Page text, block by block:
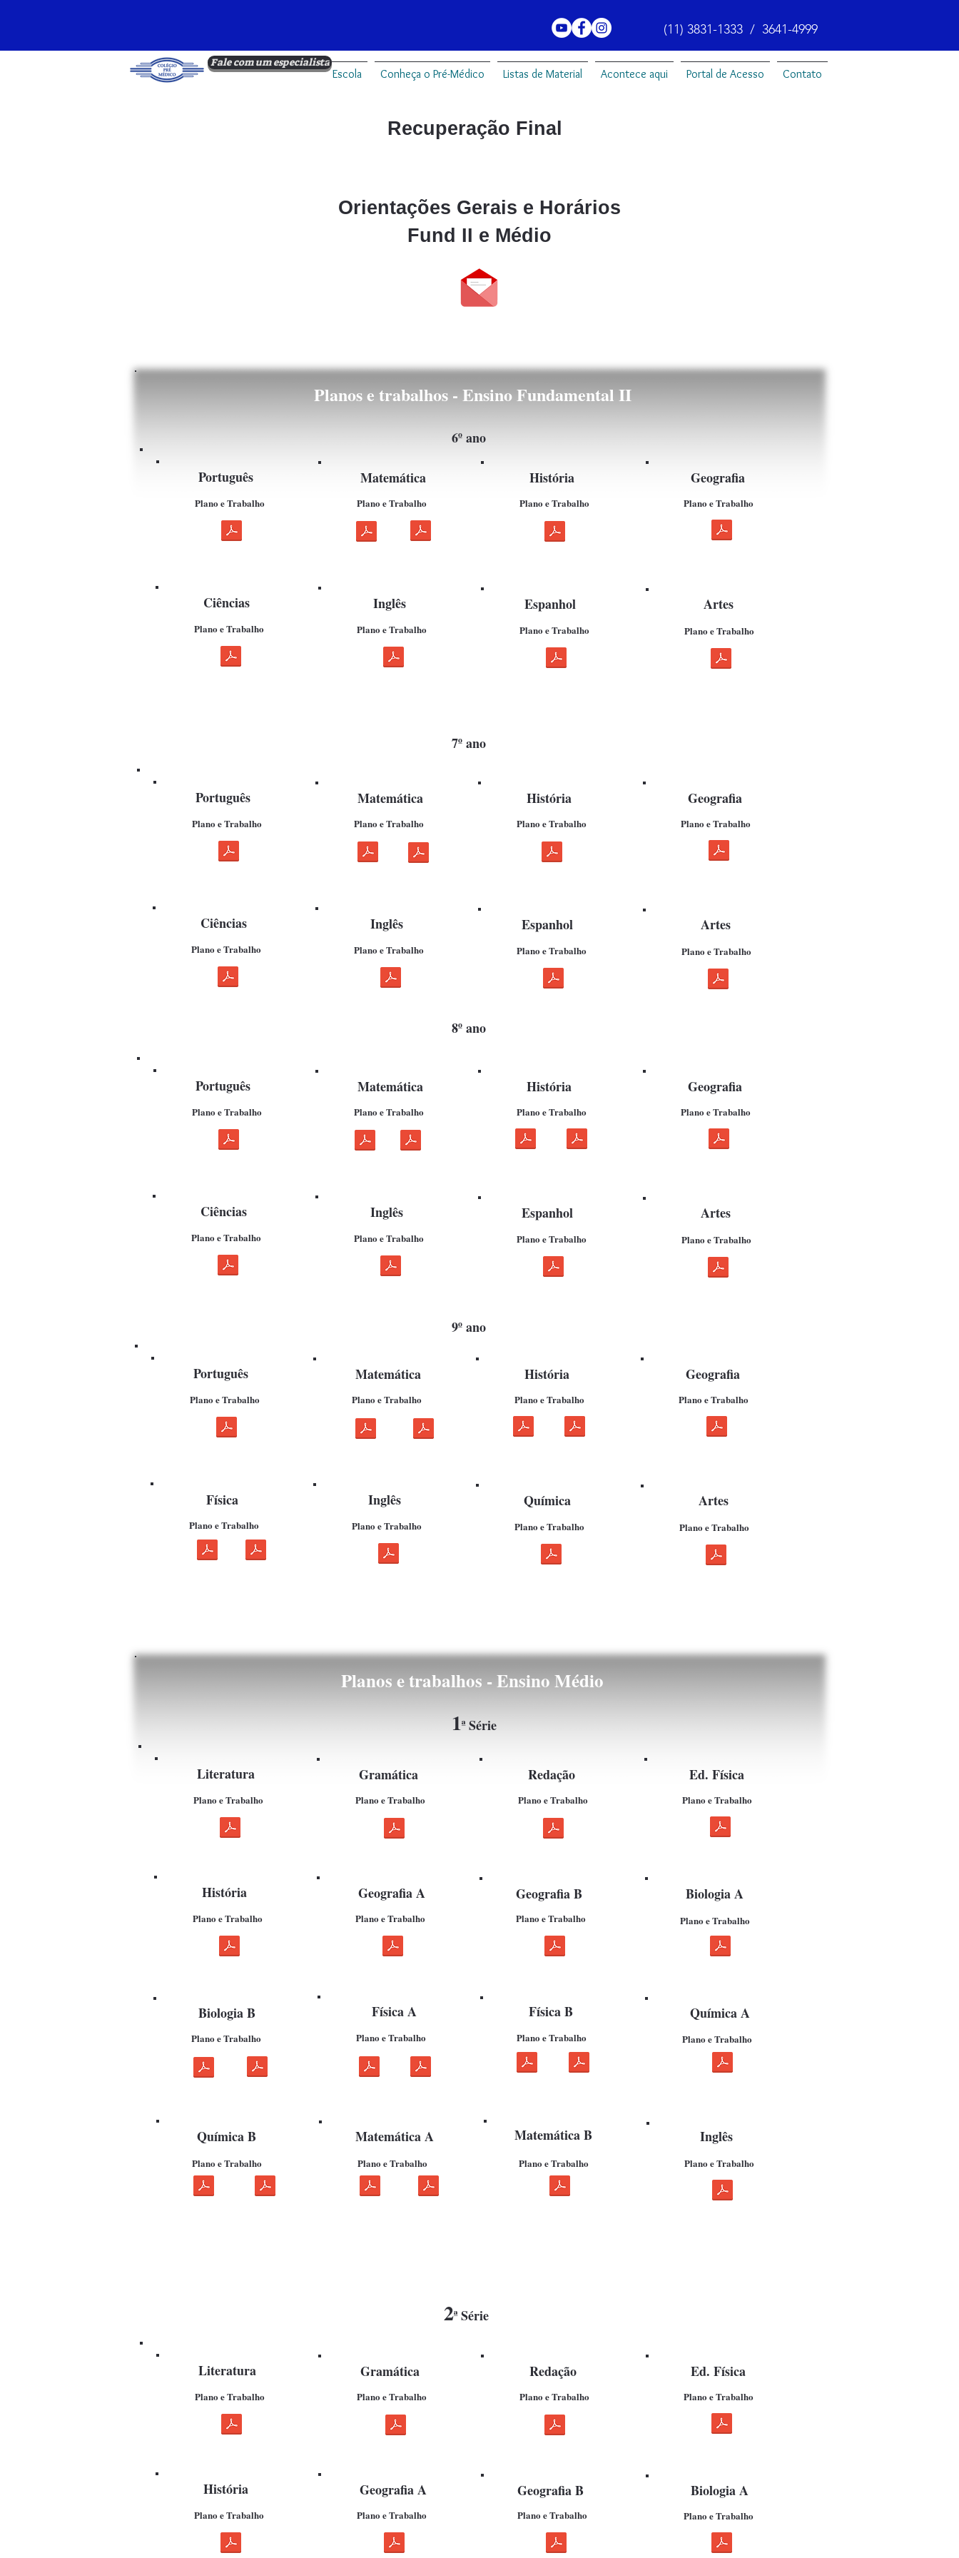
(11) 3831-1333 / 3641-4999
Fale com um especialista
Escola Conheça o Pré-Médico Listas de Material Acontece aqui Portal de Acesso Contato
Recuperação Final
Orientações Gerais e Horários
Fund II e Médio
Planos e trabalhos - Ensino Fundamental II
6º ano
Português
Plano e Trabalho
Matemática
Plano e Trabalho
História
Plano e Trabalho
Geografia
Plano e Trabalho
Ciências
Plano e Trabalho
Inglês
Plano e Trabalho
Espanhol
Plano e Trabalho
Artes
Plano e Trabalho
7º ano
Português
Plano e Trabalho
Matemática
Plano e Trabalho
História
Plano e Trabalho
Geografia
Plano e Trabalho
Ciências
Plano e Trabalho
Inglês
Plano e Trabalho
Espanhol
Plano e Trabalho
Artes
Plano e Trabalho
8º ano
Português
Plano e Trabalho
Matemática
Plano e Trabalho
História
Plano e Trabalho
Geografia
Plano e Trabalho
Ciências
Plano e Trabalho
Inglês
Plano e Trabalho
Espanhol
Plano e Trabalho
Artes
Plano e Trabalho
9º ano
Português
Plano e Trabalho
Matemática
Plano e Trabalho
História
Plano e Trabalho
Geografia
Plano e Trabalho
Física
Plano e Trabalho
Inglês
Plano e Trabalho
Química
Plano e Trabalho
Artes
Plano e Trabalho
Planos e trabalhos - Ensino Médio
1ª Série
2ª Série
Literatura
Plano e Trabalho
Gramática
Plano e Trabalho
Redação
Plano e Trabalho
Ed. Física
Plano e Trabalho
História
Plano e Trabalho
Geografia A
Plano e Trabalho
Geografia B
Plano e Trabalho
Biologia A
Plano e Trabalho
Literatura
Plano e Trabalho
Gramática
Plano e Trabalho
Redação
Plano e Trabalho
Ed. Física
Plano e Trabalho
História
Plano e Trabalho
Geografia A
Plano e Trabalho
Geografia B
Plano e Trabalho
Biologia A
Plano e Trabalho
Biologia B
Plano e Trabalho
Física A
Plano e Trabalho
Física B
Plano e Trabalho
Química A
Plano e Trabalho
Química B
Plano e Trabalho
Matemática A
Plano e Trabalho
Matemática B
Plano e Trabalho
Inglês
Plano e Trabalho